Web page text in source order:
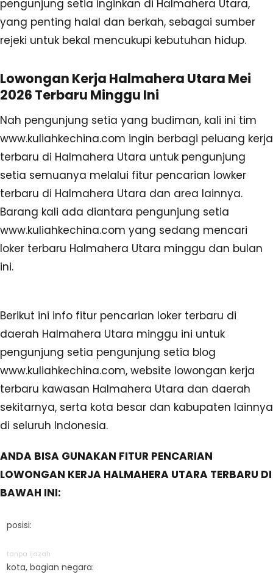
pengunjung setia inginkan di Halmahera Utara,
yang penting halal dan berkah, sebagai sumber
rejeki untuk bekal mencukupi kebutuhan hidup.
Lowongan Kerja Halmahera Utara Mei
2026 Terbaru Minggu Ini
Nah pengunjung setia yang budiman, kali ini tim
www.kuliahkechina.com ingin berbagi peluang kerja
terbaru di Halmahera Utara untuk pengunjung
setia semuanya melalui fitur pencarian lowker
terbaru di Halmahera Utara dan area lainnya.
Barang kali ada diantara pengunjung setia
www.kuliahkechina.com yang sedang mencari
loker terbaru Halmahera Utara minggu dan bulan
ini.
Berikut ini info fitur pencarian loker terbaru di
daerah Halmahera Utara minggu ini untuk
pengunjung setia pengunjung setia blog
www.kuliahkechina.com, website lowongan kerja
terbaru kawasan Halmahera Utara dan daerah
sekitarnya, serta kota besar dan kabupaten lainnya
di seluruh Indonesia.
ANDA BISA GUNAKAN FITUR PENCARIAN
LOWONGAN KERJA HALMAHERA UTARA TERBARU DI
BAWAH INI:
posisi:
tanpa ijazah
kota, bagian negara: